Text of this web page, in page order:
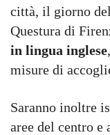
città, il giorno
Questura di
in lingua inglese
misure di
Saranno inoltre
aree del centro e